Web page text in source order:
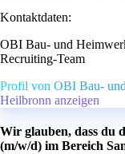
Kontaktdaten:
OBI Bau- und
Recruiting-Team
Profil von OBI Bau-
Heilbronn anzeigen
Wir glauben, dass du
(m/w/d) im Bereich